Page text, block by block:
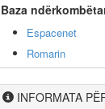
Baza
Espacenet
Romarin
INFORMATA